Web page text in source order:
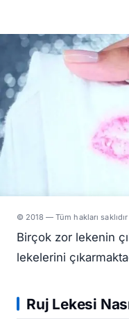
© 2018 — Tüm hakları saklıdır
Birçok zor lekenin
lekelerini
Ruj Lekesi